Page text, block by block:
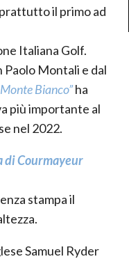
il primo ad
Italiana Golf.
Montali e dal
Bianco”ha
più importante al
nel 2022.
di Courmayeur
stampa il
Samuel Ryder